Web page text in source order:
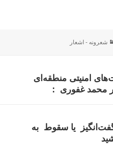
دسته‌ها
شعرونه - اشعار
امنیتی منطقه‌ای
محمد غفوری :
یا سقوط به